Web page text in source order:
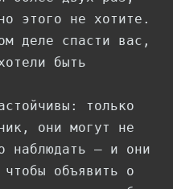
этого не хотите.
деле спасти вас,
быть
только
они могут не
наблюдать — и они
объявить о